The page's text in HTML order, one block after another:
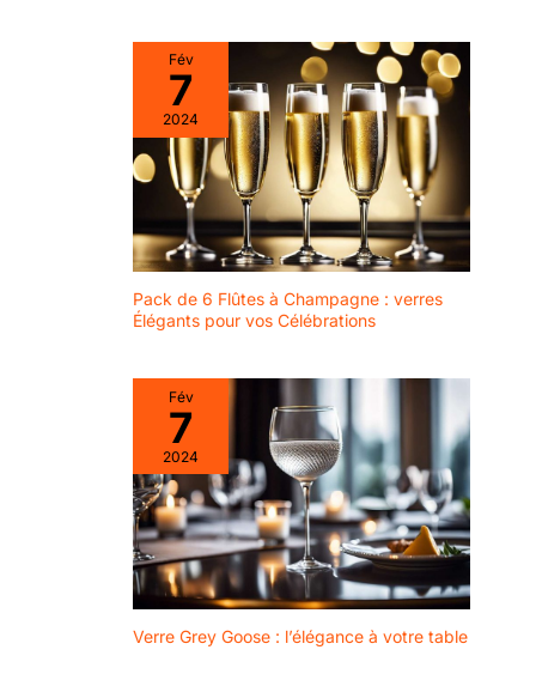
Fév
7
2024
Pack de 6 Flûtes à Champagne : verres
Élégants pour vos Célébrations
Fév
7
2024
Verre Grey Goose : l’élégance à votre table